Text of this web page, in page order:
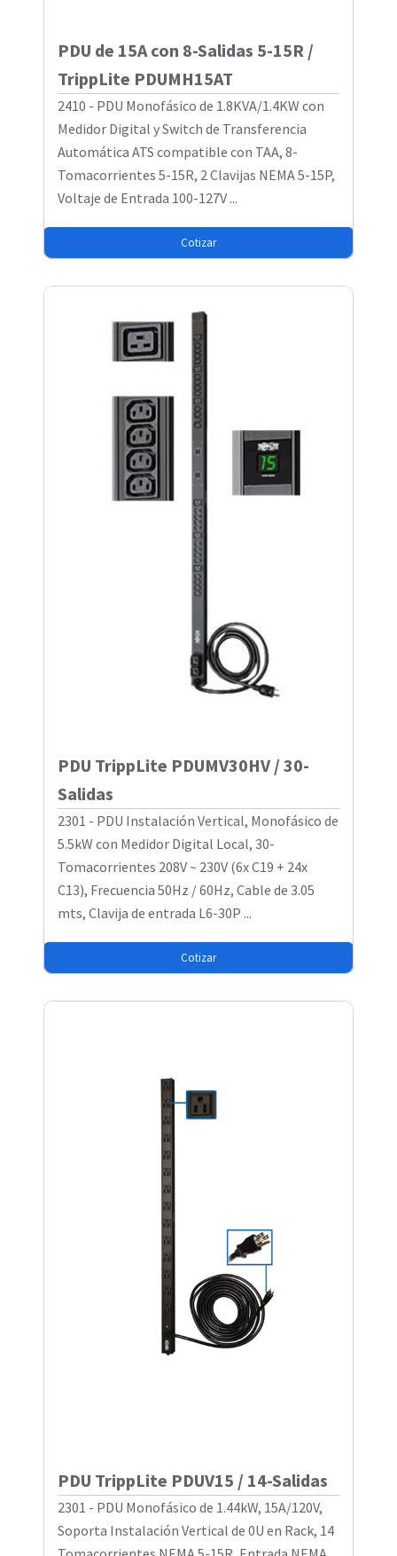
PDU de 15A con 8-Salidas 5-15R /
TrippLite PDUMH15AT
2410 - PDU Monofásico de 1.8KVA/1.4KW con
Medidor Digital y Switch de Transferencia
Automática ATS compatible con TAA, 8-
Tomacorrientes 5-15R, 2 Clavijas NEMA 5-15P,
Voltaje de Entrada 100-127V ...
Cotizar
PDU TrippLite PDUMV30HV / 30-
Salidas
2301 - PDU Instalación Vertical, Monofásico de
5.5kW con Medidor Digital Local, 30-
Tomacorrientes 208V ~ 230V (6x C19 + 24x
C13), Frecuencia 50Hz / 60Hz, Cable de 3.05
mts, Clavija de entrada L6-30P ...
Cotizar
PDU TrippLite PDUV15 / 14-Salidas
2301 - PDU Monofásico de 1.44kW, 15A/120V,
Soporta Instalación Vertical de 0U en Rack, 14